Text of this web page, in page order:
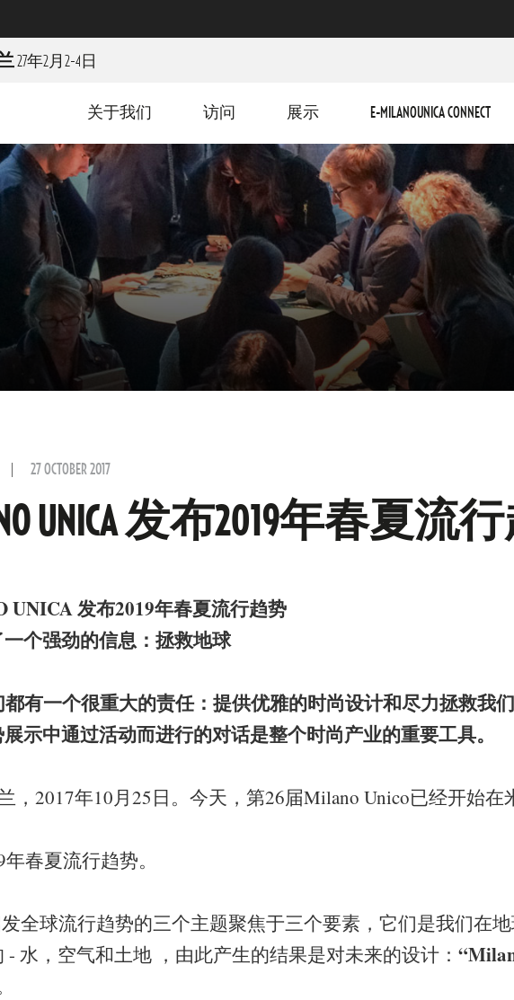
27年2月2-4日
关于我们 访问 展示 E-MILANOUNICA CONNECT
27 OCTOBER 2017
UNICA 发布2019年春夏流
UNICA 发布2019年春夏流行趋势
个强劲的信息：拯救地球
有一个很重大的责任：提供优雅的时尚设计和尽力拯救我
示中通过活动而进行的对话是整个时尚产业的重要工具。
年10月25日。今天，第26届Milano Unico已经开始在
春夏流行趋势。
流行趋势的三个主题聚焦于三个要素，它们是我们在地
- 水，空气和土地 ，由此产生的结果是对未来的设计：